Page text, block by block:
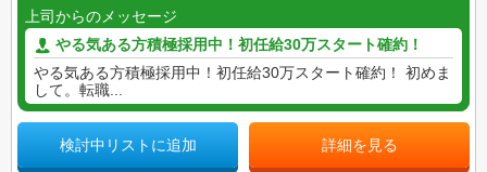
上司からのメッセージ
やる気ある方積極採用中！初任給30万スタート確約！
やる気ある方積極採用中！初任給30万スタート確約！ 初めま
して。転職...
検討中リストに追加 詳細を見る